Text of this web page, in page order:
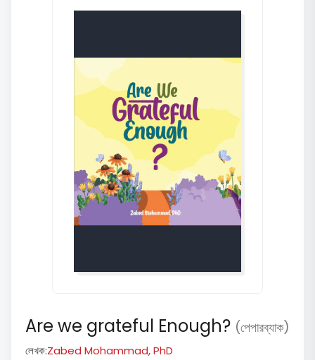
Are we grateful Enough? (পেপারব্যাক)
লেখক:Zabed Mohammad, PhD